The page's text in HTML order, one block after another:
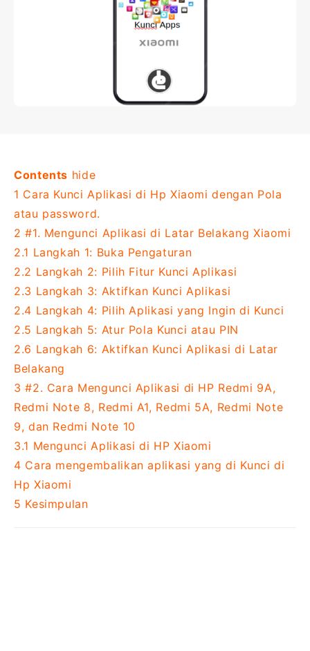
Contents hide
1 Cara Kunci Aplikasi di Hp Xiaomi dengan Pola
atau password.
2 #1. Mengunci Aplikasi di Latar Belakang Xiaomi
2.1 Langkah 1: Buka Pengaturan
2.2 Langkah 2: Pilih Fitur Kunci Aplikasi
2.3 Langkah 3: Aktifkan Kunci Aplikasi
2.4 Langkah 4: Pilih Aplikasi yang Ingin di Kunci
2.5 Langkah 5: Atur Pola Kunci atau PIN
2.6 Langkah 6: Aktifkan Kunci Aplikasi di Latar
Belakang
3 #2. Cara Mengunci Aplikasi di HP Redmi 9A,
Redmi Note 8, Redmi A1, Redmi 5A, Redmi Note
9, dan Redmi Note 10
3.1 Mengunci Aplikasi di HP Xiaomi
4 Cara mengembalikan aplikasi yang di Kunci di
Hp Xiaomi
5 Kesimpulan